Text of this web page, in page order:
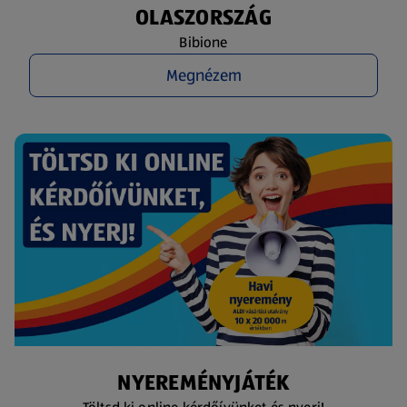
OLASZORSZÁG
Bibione
Megnézem
NYEREMÉNYJÁTÉK